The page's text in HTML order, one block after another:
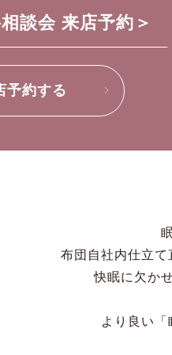
談会 来店予約＞
予約する
布団自社内仕立て
快眠に欠か
より良い